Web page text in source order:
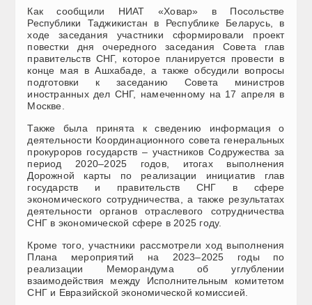
Как сообщили НИАТ «Ховар» в Посольстве
Республики Таджикистан в Республике Беларусь, в
ходе заседания участники сформировали проект
повестки дня очередного заседания Совета глав
правительств СНГ, которое планируется провести в
конце мая в Ашхабаде, а также обсудили вопросы
подготовки к заседанию Совета министров
иностранных дел СНГ, намеченному на 17 апреля в
Москве.
Также была принята к сведению информация о
деятельности Координационного совета генеральных
прокуроров государств – участников Содружества за
период 2020–2025 годов, итогах выполнения
Дорожной карты по реализации инициатив глав
государств и правительств СНГ в сфере
экономического сотрудничества, а также результатах
деятельности органов отраслевого сотрудничества
СНГ в экономической сфере в 2025 году.
Кроме того, участники рассмотрели ход выполнения
Плана мероприятий на 2023–2025 годы по
реализации Меморандума об углублении
взаимодействия между Исполнительным комитетом
СНГ и Евразийской экономической комиссией.